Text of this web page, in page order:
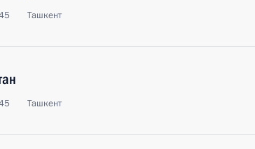
Ташкент
Ташкент